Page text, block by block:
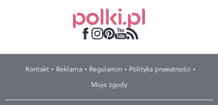
Kontakt Reklama Regulamin
Polityka prywatności
Moje zgody